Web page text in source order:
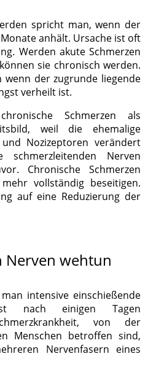
spricht man, wenn der
anhält. Ursache ist oft
Werden akute Schmerzen
sie chronisch werden.
wenn der zugrunde liegende
verheilt ist.
Schmerzen als
weil die ehemalige
Nozizeptoren verändert
Nerven
Chronische Schmerzen
vollständig beseitigen.
auf eine Reduzierung der
Nerven wehtun
intensive einschießende
nach einigen Tagen
von der
Menschen betroffen sind,
Nervenfasern eines